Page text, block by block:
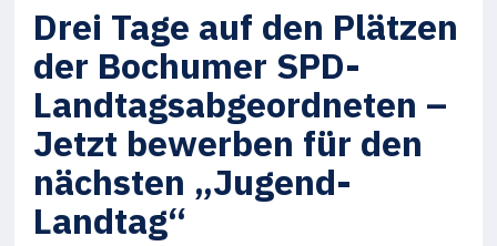
Drei Tage auf den Plätzen
der Bochumer SPD-
Landtagsabgeordneten –
Jetzt bewerben für den
nächsten „Jugend-
Landtag“